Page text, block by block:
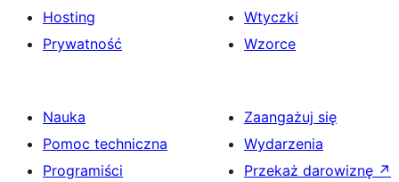
Hosting
Prywatność
Wtyczki
Wzorce
Nauka
Pomoc techniczna
Programiści
Zaangażuj się
Wydarzenia
Przekaż darowiznę ↗